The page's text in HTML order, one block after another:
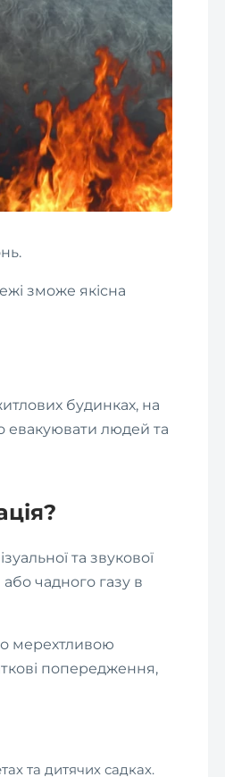
зможе якісна
будинках, на
евакуювати людей та
та звукової
чадного газу в
мерехтливою
попередження,
та дитячих садках.